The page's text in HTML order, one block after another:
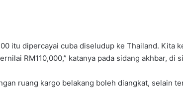
itu dipercayai cuba diseludup ke Thailand. Kita
RM110,000,” katanya pada sidang akhbar, di
ruang kargo belakang boleh diangkat, selain